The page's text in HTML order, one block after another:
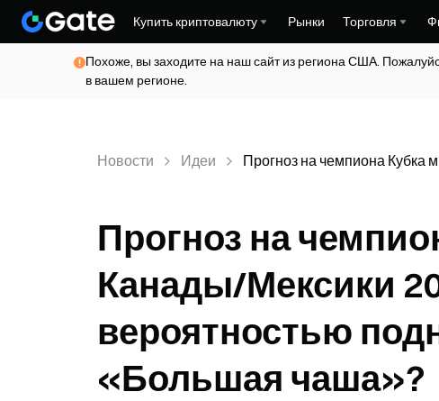
Купить криптовалюту Рынки Торговля
Похоже, вы заходите на наш сайт из региона США.
в вашем регионе.
Новости Идеи Прогноз на чемпиона
Прогноз на
Канады/Мексики
вероятностью
«Большая чаша»?